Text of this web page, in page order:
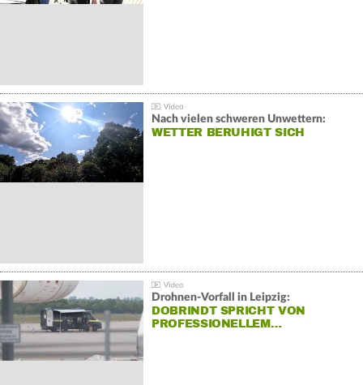
Nach vielen schweren Unwettern:
WETTER BERUHIGT SICH
Drohnen-Vorfall in Leipzig:
DOBRINDT SPRICHT VON
PROFESSIONELLEM…